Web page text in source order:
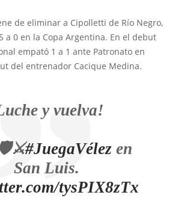
de eliminar a Cipolletti de Río Negro,
a 0 en la Copa Argentina. En el debut
empató 1 a 1 ante Patronato en
del entrenador Cacique Medina.
y vuelva!
#JuegaVélezen
San Luis.
tysPIX8zTx